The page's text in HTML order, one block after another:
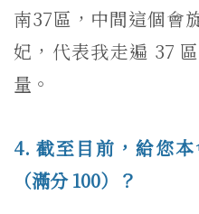
南37區，中間這個會
妃，代表我走遍 37
量。
4. 截至目前，給您
（滿分 100）？